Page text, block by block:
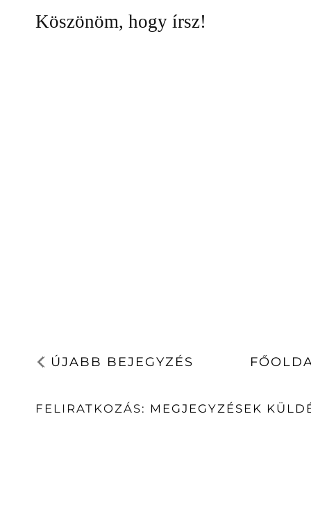
Köszönöm, hogy írsz!
ÚJABB BEJEGYZÉS
FELIRATKOZÁS: MEGJEGYZÉSEK